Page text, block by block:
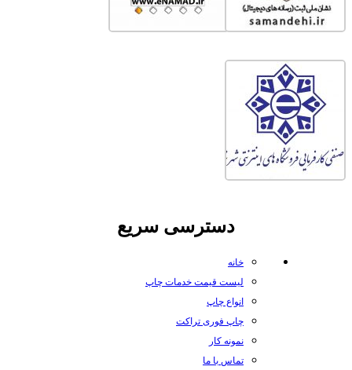
دسترسی سریع
خانه
لیست قیمت خدمات چاپ
انواع چاپ
چاپ فوری تراکت
نمونه کار
تماس با ما